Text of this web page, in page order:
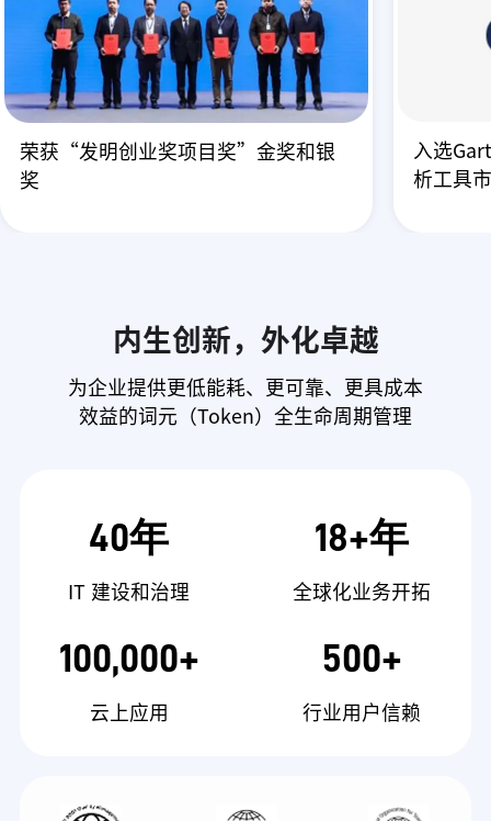
荣获“发明创业奖项目奖”金奖和银
奖
入选
析工具
内生创新，外化卓越
为企业提供更低能耗、更可靠、更具成本
效益的词元（Token）全生命周期管理
40年
IT 建设和治理
18+年
全球化业务开拓
100,000+
云上应用
500+
行业用户信赖